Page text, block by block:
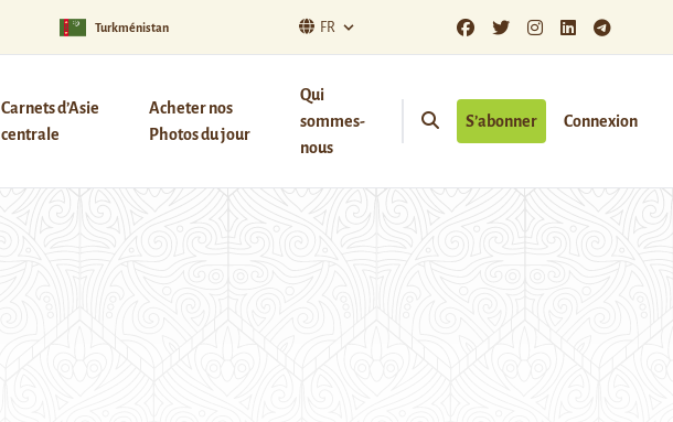
Turkménistan FR
Carnets d’Asie
centrale
Acheter nos
Photos du jour
Qui
sommes-
nous
S’abonner Connexion